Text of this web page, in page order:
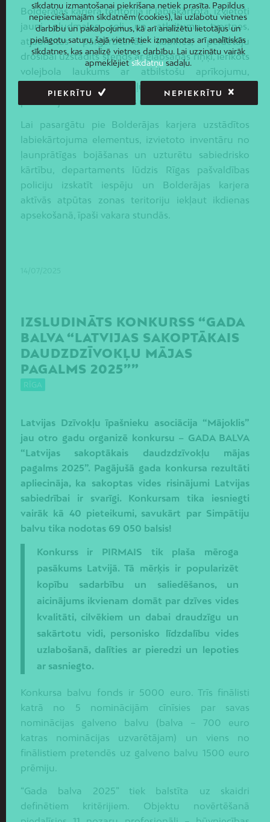
Bolderājas karjera teritorija ir labiekārtota, izvietoti
jauni pludmales soli un atkritumu tvertnes,
atjaunotas pārģērbšanās kabīnes, peldētāju
drošībai uzstādīts stends ar glābšanas riņķi, ierīkots
volejbola laukums ar atbilstošu aprīkojumu,
izveidots bērnu rotaļu laukums, izvietoti
pārvietojamās biotualetes un atkritumu konteineri.
Lai pasargātu pie Bolderājas karjera uzstādītos
labiekārtojuma elementus, izvietoto inventāru no
ļaunprātīgas bojāšanas un uzturētu sabiedrisko
kārtību, departaments lūdzis Rīgas pašvaldības
policiju izskatīt iespēju un Bolderājas karjera
aktīvās atpūtas zonas teritoriju iekļaut ikdienas
apsekošanā, īpaši vakara stundās.
IZSLUDINĀTS KONKURSS “GADA
BALVA “LATVIJAS SAKOPTĀKAIS
DAUDZDZĪVOKĻU MĀJAS
PAGALMS 2025””
RĪGA
Latvijas Dzīvokļu īpašnieku asociācija “Mājoklis”
jau otro gadu organizē konkursu – GADA BALVA
“Latvijas sakoptākais daudzdzīvokļu mājas
pagalms 2025”. Pagājušā gada konkursa rezultāti
apliecināja, ka sakoptas vides risinājumi Latvijas
sabiedrībai ir svarīgi. Konkursam tika iesniegti
vairāk kā 40 pieteikumi, savukārt par Simpātiju
balvu tika nodotas 69 050 balsis!
Konkurss ir PIRMAIS tik plaša mēroga
pasākums Latvijā. Tā mērķis ir popularizēt
kopību sadarbību un saliedēšanos, un
aicinājums ikvienam domāt par dzīves vides
kvalitāti, cilvēkiem un dabai draudzīgu un
sakārtotu vidi, personisko līdzdalību vides
uzlabošanā, dalīties ar pieredzi un lepoties
ar sasniegto.
Konkursa balvu fonds ir 5000 euro. Trīs finālisti
katrā no 5 nominācijām cīnīsies par savas
nominācijas galveno balvu (balva – 700 euro
katras nominācijas uzvarētājam) un viens no
finālistiem pretendēs uz galveno balvu 1500 euro
prēmiju.
“Gada balva 2025” tiek balstīta uz skaidri
definētiem kritērijiem. Objektu novērtēšanā
sīkdatņu izmantošanai piekrišana netiek prasīta. Papildus
nepieciešamajām sīkdatnēm (cookies), lai uzlabotu vietnes
darbību un pakalpojumus, kā arī analizētu lietotājus un
pielāgotu saturu, šajā vietnē tiek izmantotas arī analītiskās
sīkdatnes, kas analizē vietnes darbību. Lai uzzinātu vairāk
apmeklējietsīkdatņusadaļu.
PIEKRĪTU NEPIEKRĪTU